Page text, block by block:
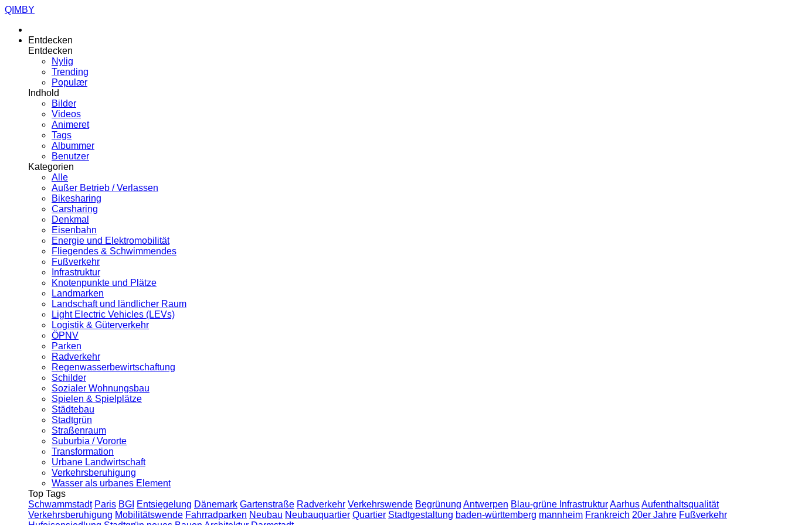
QIMBY
Entdecken
Entdecken
Nylig
Trending
Populær
Indhold
Bilder
Videos
Animeret
Tags
Albummer
Benutzer
Kategorien
Alle
Außer Betrieb / Verlassen
Bikesharing
Carsharing
Denkmal
Eisenbahn
Energie und Elektromobilität
Fliegendes & Schwimmendes
Fußverkehr
Infrastruktur
Knotenpunkte und Plätze
Landmarken
Landschaft und ländlicher Raum
Light Electric Vehicles (LEVs)
Logistik & Güterverkehr
ÖPNV
Parken
Radverkehr
Regenwasserbewirtschaftung
Schilder
Sozialer Wohnungsbau
Spielen & Spielplätze
Städtebau
Stadtgrün
Straßenraum
Suburbia / Vororte
Transformation
Urbane Landwirtschaft
Verkehrsberuhigung
Wasser als urbanes Element
Top Tags
Schwammstadt Paris BGI Entsiegelung Dänemark Gartenstraße Radverkehr Verkehrswende Begrünung Antwerpen Blau-grüne InfrastrukturAarhusAufenthaltsqualität
Verkehrsberuhigung Mobilitätswende Fahrradparken Neubau Neubauquartier Quartier Stadtgestaltung baden-württemberg mannheim Frankreich 20er Jahre Fußverkehr